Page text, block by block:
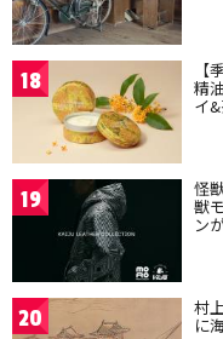
18 【
精
イ
19 怪
獣
ン
20 村
に